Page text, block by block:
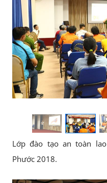
Lớp đào tạo an toàn
Phước 2018.